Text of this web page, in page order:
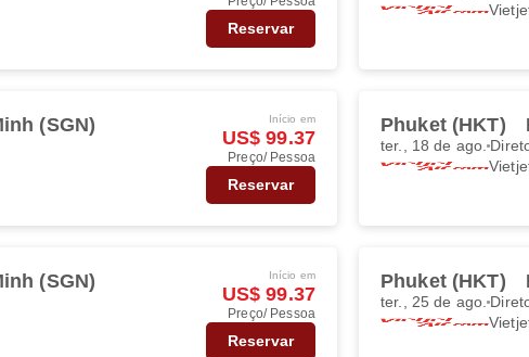
Reservar
(SGN) Início em
US$ 99.37
Preço/ Pessoa
Reservar
Phuket (HKT)
ter., 18 de ago.
(SGN) Início em
US$ 99.37
Preço/ Pessoa
Reservar
Phuket (HKT)
ter., 25 de ago.